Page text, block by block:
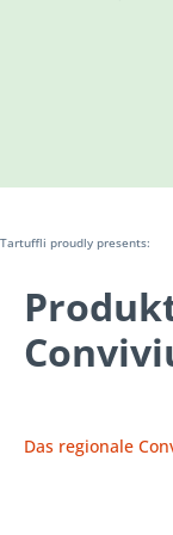
Tartuffli proudly presents:
Das regionale